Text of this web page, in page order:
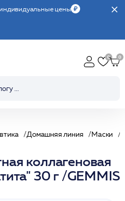
индивидуальные цены
Домашняя линия Маски
коллагеновая
30 г /GEMMIS